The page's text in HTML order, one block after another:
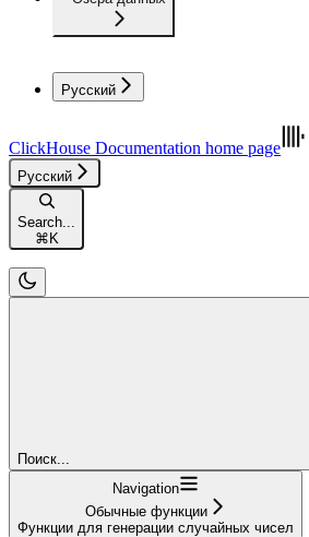
Русский
ClickHouse Documentation home page
Русский
Search...
⌘K
Поиск...
Navigation
Обычные функции
Функции для генерации случайных чисел